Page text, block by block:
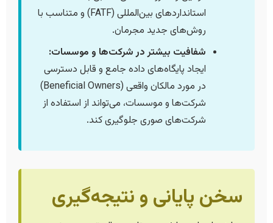
استانداردهای بین‌المللی (FATF) و متناسب با
روش‌های جدید مجرمان.
شفافیت بیشتر در شرکت‌ها و موسسات:
ایجاد پایگاه‌های داده جامع و قابل دسترسی
در مورد مالکان واقعی (Beneficial Owners)
شرکت‌ها و موسسات، می‌تواند از استفاده از
شرکت‌های صوری جلوگیری کند.
سخن پایانی و نتیجه‌گیری